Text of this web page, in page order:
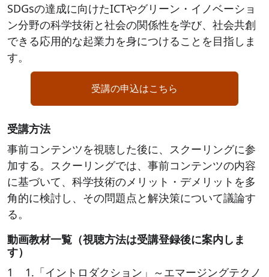
SDGsの達成に向けたICTやグリーン・イノベーショ
ン分野の科学技術と社会の関係性を学び、社会共創
できる応用的な起業力を身につけることを目指しま
す。
受講の申込はこちら
受講方法
事前コンテンツを視聴した後に、スクーリングに参
加する。スクーリングでは、事前コンテンツの内容
に基づいて、科学技術のメリット・デメリットを多
角的に検討し、その問題点と解決策について議論す
る。
動画教材一覧（視聴方法は受講登録後に案内しま
す）
1 1.「イントロダクション」～エマージングテクノ